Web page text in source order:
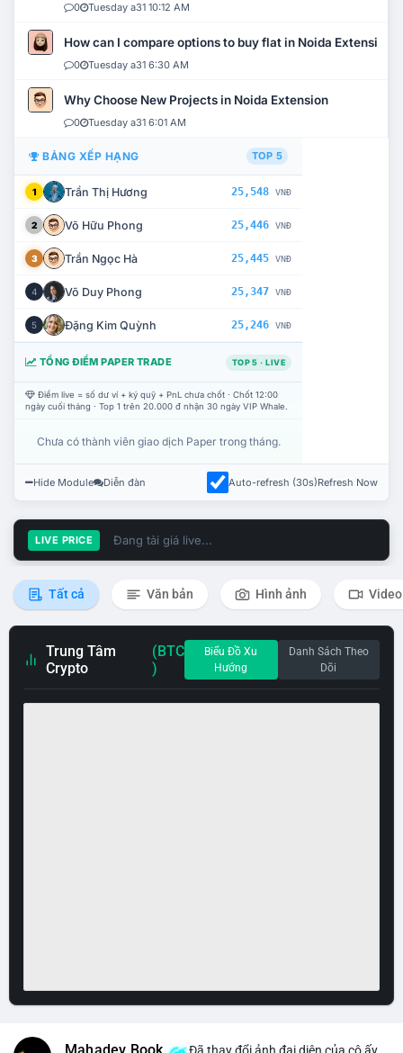
0 Tuesday a31 10:12 AM
How can I compare options to buy flat in Noida Extension?
0 Tuesday a31 6:30 AM
Why Choose New Projects in Noida Extension
0 Tuesday a31 6:01 AM
BẢNG XẾP HẠNG TOP 5
1 Trần Thị Hương 25,548 VNĐ
2 Võ Hữu Phong 25,446 VNĐ
3 Trần Ngọc Hà 25,445 VNĐ
4 Võ Duy Phong 25,347 VNĐ
5 Đặng Kim Quỳnh 25,246 VNĐ
TỔNG ĐIỂM PAPER TRADE TOP 5 · LIVE
Điểm live = số dư ví + ký quỹ + PnL chưa chốt · Chốt 12:00
ngày cuối tháng · Top 1 trên 20.000 đ nhận 30 ngày VIP Whale.
Chưa có thành viên giao dịch Paper trong tháng.
Hide Module Diễn đàn Auto-refresh (30s)Refresh Now
LIVE PRICE Đang tải giá live...
Tất cả Văn bản Hình ảnh Video
Trung Tâm
Crypto
(BTC
)
Biểu Đồ Xu
Hướng
Danh Sách Theo
Dõi